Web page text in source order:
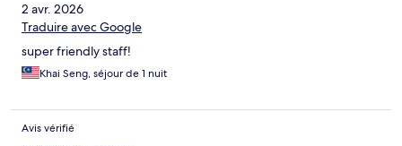
2 avr. 2026
Traduire avec Google
super friendly staff!
Khai Seng, séjour de 1 nuit
Avis vérifié